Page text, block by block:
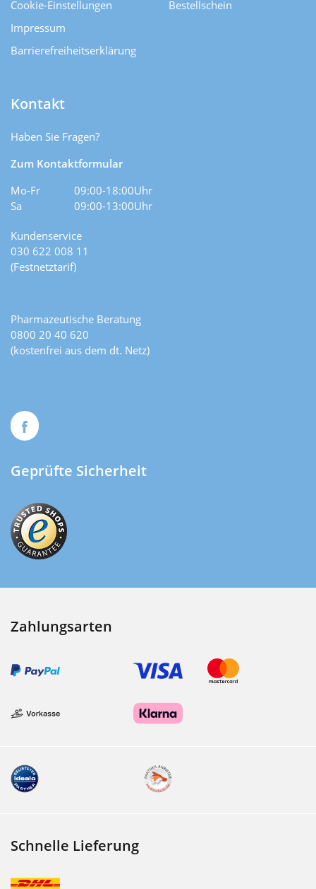
Cookie-Einstellungen
Impressum
Barrierefreiheitserklärung
Bestellschein
Kontakt
Haben Sie Fragen?
Zum Kontaktformular
Mo-Fr
09:00-18:00Uhr
Sa
09:00-13:00Uhr
Kundenservice
030 622 008 11
(Festnetztarif)
Pharmazeutische Beratung
0800 20 40 620
(kostenfrei aus dem dt. Netz)
Geprüfte Sicherheit
Zahlungsarten
Schnelle Lieferung